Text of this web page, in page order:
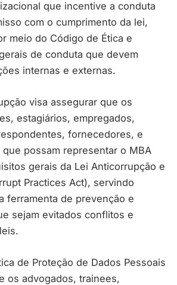
que incentive a conduta
com o cumprimento da lei,
meio do Código de Ética e
de conduta que devem
internas e externas.
visa assegurar que os
estagiários, empregados,
fornecedores, e
possam representar o MBA
gerais da Lei Anticorrupção e
Practices Act), servindo
ferramenta de prevenção e
sejam evitados conflitos e
de Proteção de Dados Pessoais
os advogados, trainees,